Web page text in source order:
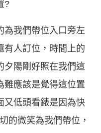
?
為我們帶位入口旁左
有人訂位，時間上的
夕陽剛好照在我們這
難應該是覺得這位置
又低頭看錶是因為快
的微笑為我們帶位，